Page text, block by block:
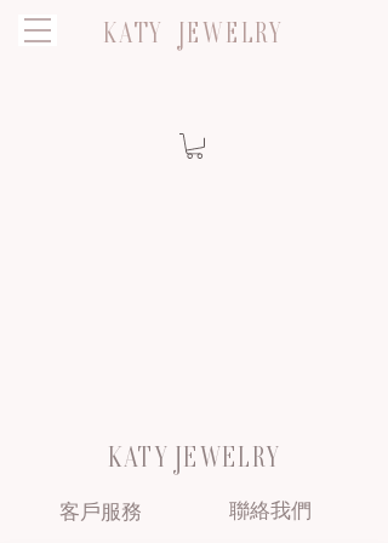
KATY JEWELRY
KATY JEWELRY
客戶服務 聯絡我們